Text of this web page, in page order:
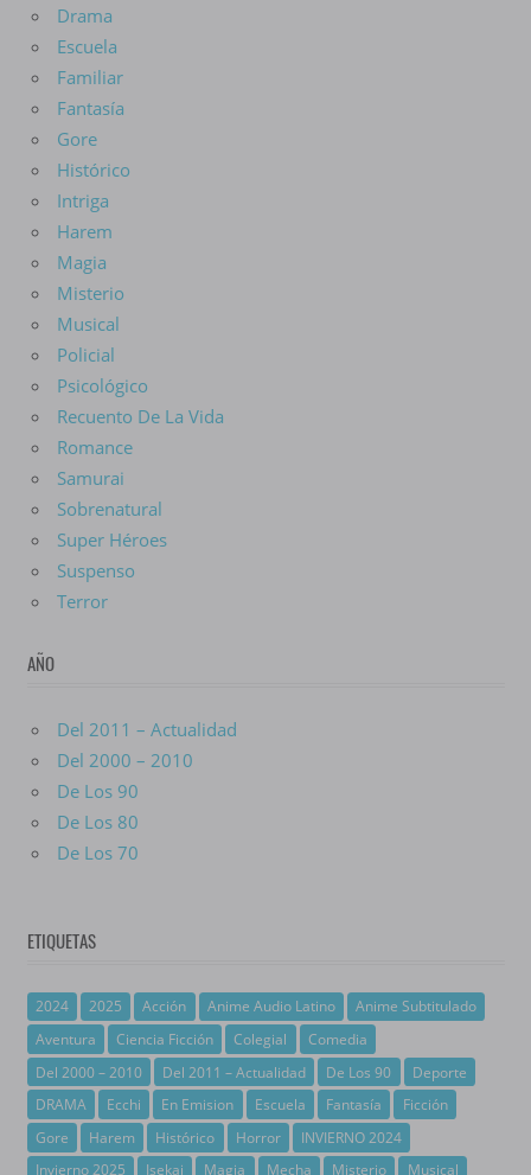
Drama
Escuela
Familiar
Fantasía
Gore
Histórico
Intriga
Harem
Magia
Misterio
Musical
Policial
Psicológico
Recuento De La Vida
Romance
Samurai
Sobrenatural
Super Héroes
Suspenso
Terror
AÑO
Del 2011 – Actualidad
Del 2000 – 2010
De Los 90
De Los 80
De Los 70
ETIQUETAS
2024 2025 Acción Anime Audio Latino
Anime Subtitulado
Aventura
Ciencia Ficción Colegial
Comedia
Del 2000 – 2010
Del 2011 – Actualidad De Los 90
Deporte
DRAMA
Ecchi En Emision Escuela Fantasía
Ficción
Gore
Harem Histórico Horror
INVIERNO 2024
Invierno 2025
Isekai Magia Mecha Misterio
Musical